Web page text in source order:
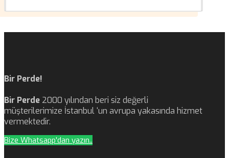
Bir Perde!
Bir Perde 2000 yılından beri siz değerli
müşterilerimize İstanbul ‘un avrupa yakasında hizmet
vermektedir.
Bize Whatsapp'dan yazın..